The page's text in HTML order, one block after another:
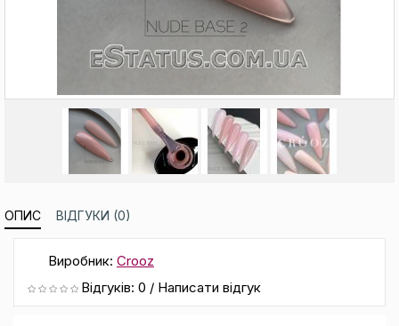
ОПИС ВІДГУКИ (0)
Виробник: Crooz
Відгуків: 0 / Написати відгук